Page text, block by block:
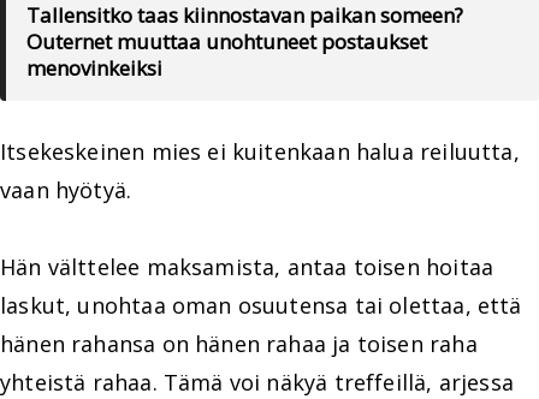
Tallensitko taas kiinnostavan paikan someen?
Outernet muuttaa unohtuneet postaukset
menovinkeiksi
Itsekeskeinen mies ei kuitenkaan halua reiluutta,
vaan hyötyä.
Hän välttelee maksamista, antaa toisen hoitaa
laskut, unohtaa oman osuutensa tai olettaa, että
hänen rahansa on hänen rahaa ja toisen raha
yhteistä rahaa. Tämä voi näkyä treffeillä, arjessa